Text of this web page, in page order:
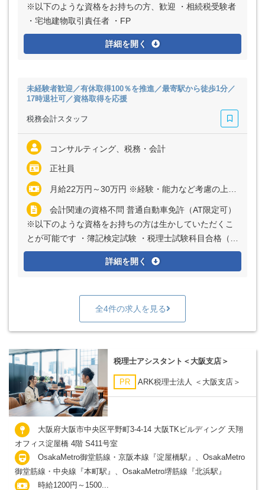
※以下のような資格をお持ちの方、歓迎 ・相続税受験者
・宅地建物取引責任者 ・FP
詳細を開く
未経験者歓迎／有休取得100％を推進／最寄駅から徒歩1分／
17時退社可／資格取得を応援
税務会計スタッフ
コンサルティング、税務・会計
正社員
月給22万円～30万円 ※経験・能力など考慮の上、決定いたします ※残業代は全額支給
会計関連の資格不問 普通自動車免許（AT限定可）
※以下のような資格をお持ちの方は生かしていただくこ
とが可能です ・簿記検定試験 ・税理士試験科目合格（科
目数不問） ・FP3級以上
詳細を開く
全4件の求人を見る
税理士アシスタント＜大阪支店＞
PR ARK税理士法人 ＜大阪支店＞
大阪府大阪市中央区平野町3-4-14 大阪TKビルディング 天翔
オフィス淀屋橋 4階 S411号室
OsakaMetro御堂筋線・京阪本線『淀屋橋駅』、OsakaMetro
御堂筋線・中央線『本町駅』、OsakaMetro堺筋線『北浜駅』
時給1200円～1500...